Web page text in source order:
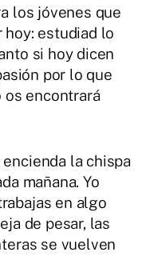
los jóvenes que
estudiad lo
si hoy dicen
por lo que
encontrará
la chispa
mañana. Yo
en algo
de pesar, las
se vuelven